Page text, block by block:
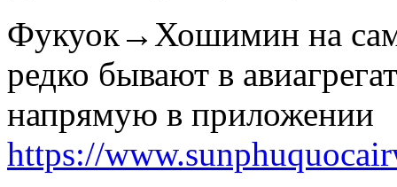
Фукуок→Хошимин на
редко бывают в
напрямую в приложении
https://